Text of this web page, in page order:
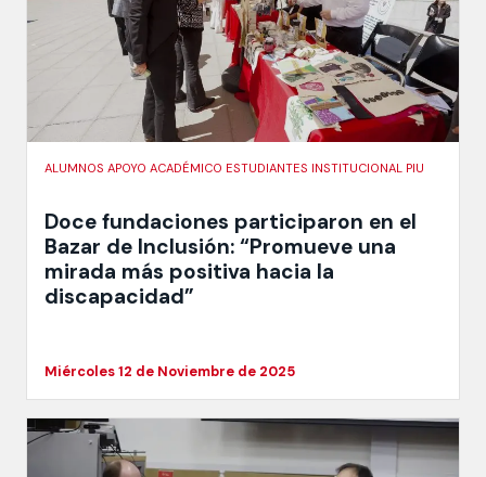
ALUMNOS APOYO ACADÉMICO ESTUDIANTES INSTITUCIONAL PIU
Doce fundaciones participaron en el
Bazar de Inclusión: “Promueve una
mirada más positiva hacia la
discapacidad”
Miércoles 12 de Noviembre de 2025